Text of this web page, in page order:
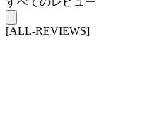
[ALL-REVIEWS]